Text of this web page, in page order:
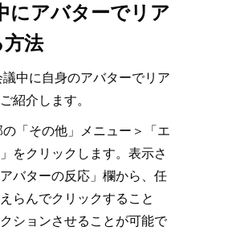
にアバターでリア
法
中に自身のアバターでリア
紹介します。
「その他」メニュー＞「エ
をクリックします。表示さ
バターの反応」欄から、任
らんでクリックすること
ションさせることが可能で